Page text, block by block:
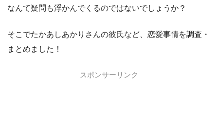
なんて疑問も浮かんでくるのではないでしょうか？
そこでたかあしあかりさんの彼氏など、恋愛事情を調査・
まとめました！
スポンサーリンク